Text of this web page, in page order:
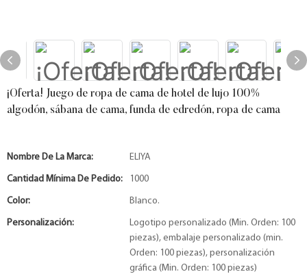
¡Oferta! Juego de ropa de cama de hotel de lujo 100%
algodón, sábana de cama, funda de edredón, ropa de cama
Nombre De La Marca: ELIYA
Cantidad Mínima De Pedido: 1000
Color: Blanco.
Personalización:
Logotipo personalizado (Min. Orden: 100
piezas), embalaje personalizado (min.
Orden: 100 piezas), personalización
gráfica (Min. Orden: 100 piezas)